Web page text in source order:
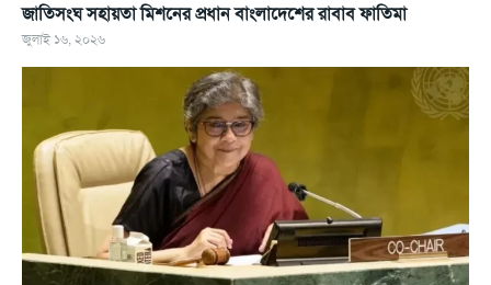
জাতিসংঘ সহায়তা মিশনের প্রধান বাংলাদেশের রাবাব ফাতিমা
জুলাই ১৬, ২০২৬